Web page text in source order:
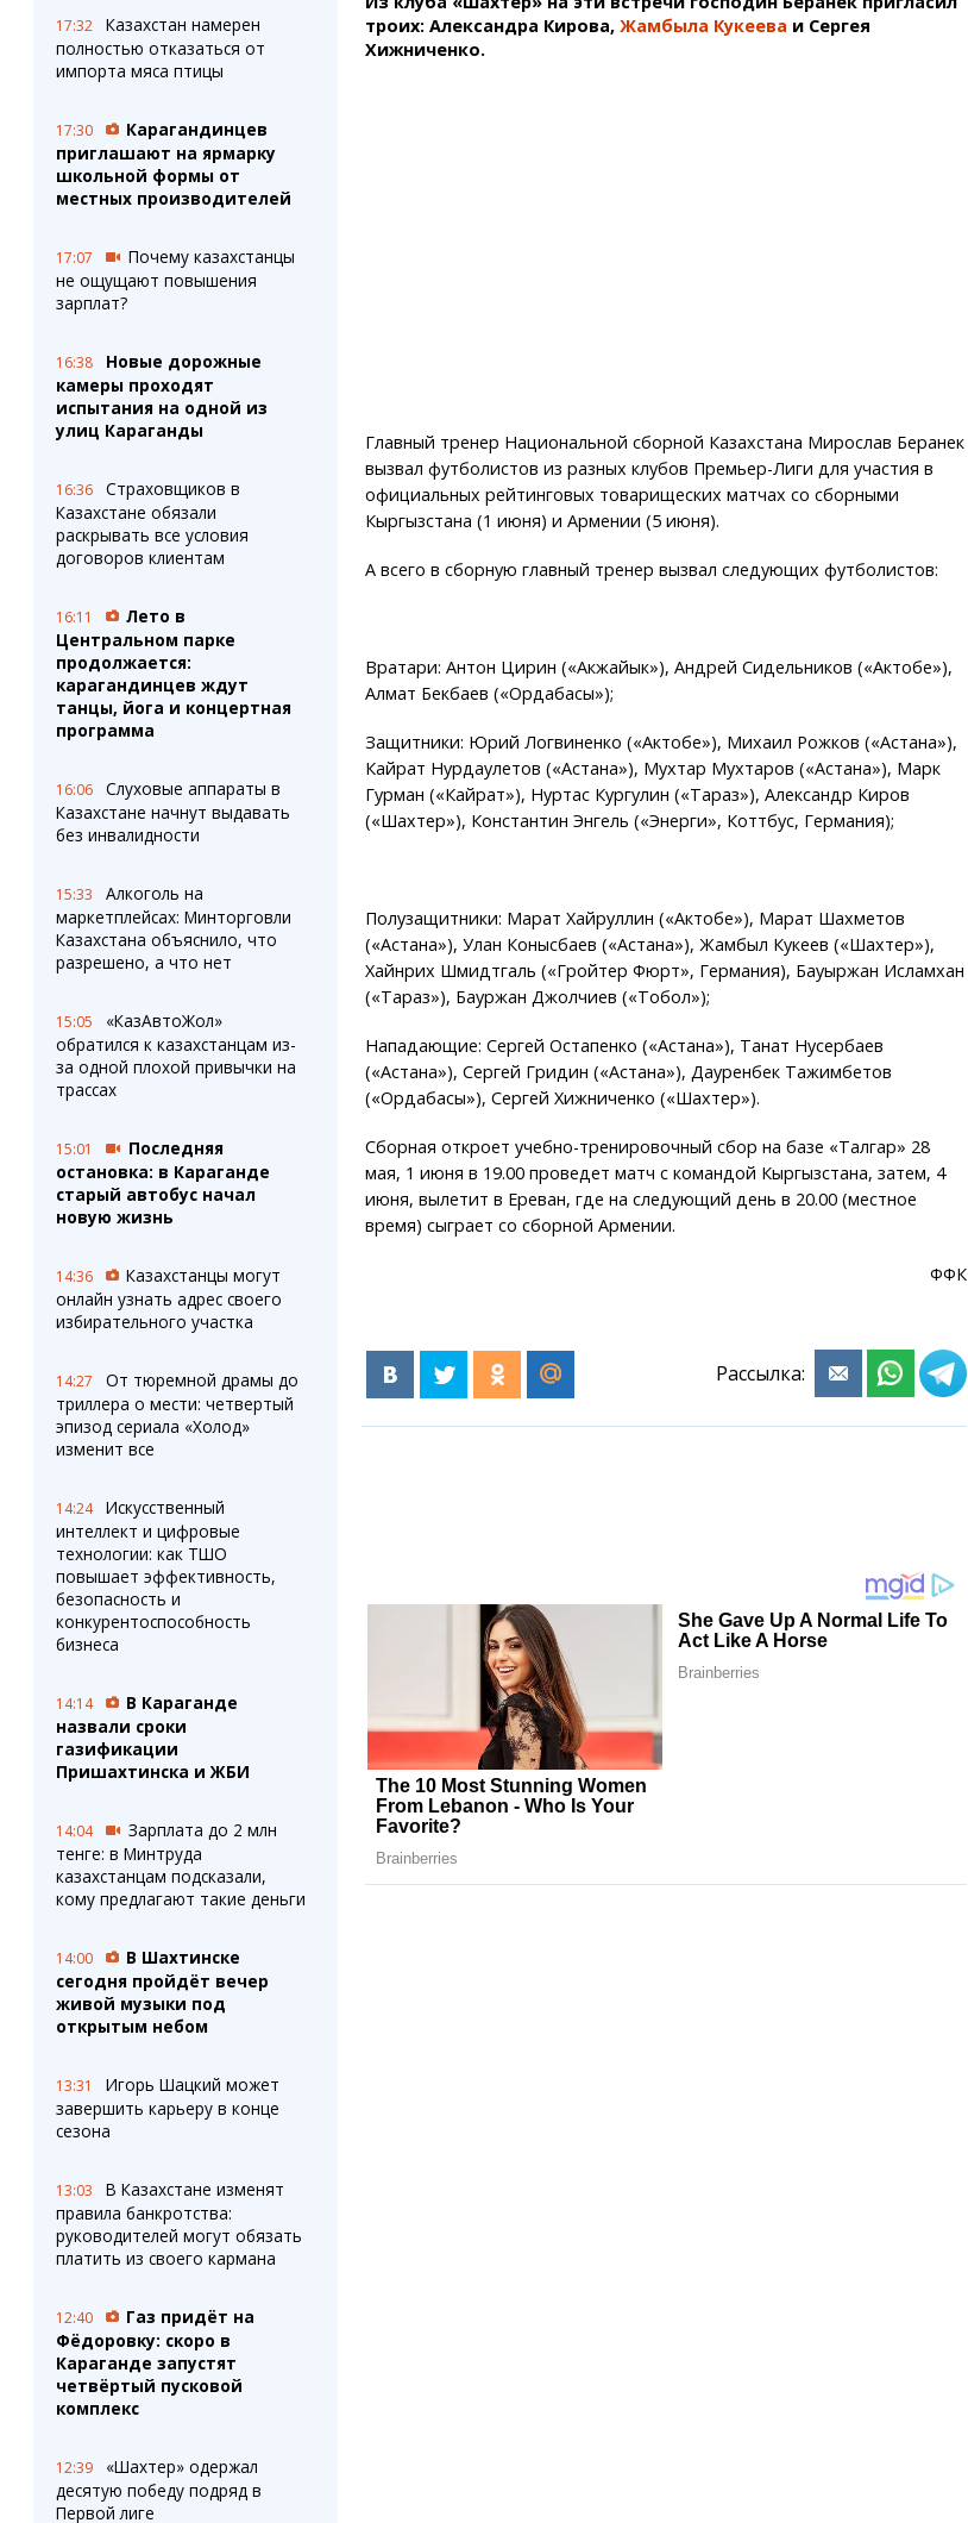
Фотокомиксы
Коллаж недели
Ешкин гороскоп
Пробки
Карта Караганды
Организации
Темиртау
Балхаш
Медиа
Фото
3D-тур
Timelapse
17:32
Казахстан намерен
полностью отказаться от
импорта мяса птицы
17:30
Карагандинцев
приглашают на ярмарку
школьной формы от
местных производителей
17:07
Почему казахстанцы
не ощущают повышения
зарплат?
16:38
Новые дорожные
камеры проходят
испытания на одной из
улиц Караганды
16:36
Страховщиков в
Казахстане обязали
раскрывать все условия
договоров клиентам
16:11
Лето в
Центральном парке
продолжается:
карагандинцев ждут
танцы, йога и концертная
программа
16:06
Слуховые аппараты в
Казахстане начнут выдавать
без инвалидности
15:33
Алкоголь на
маркетплейсах: Минторговли
Казахстана объяснило, что
разрешено, а что нет
15:05
«КазАвтоЖол»
обратился к казахстанцам из-
за одной плохой привычки на
трассах
15:01
Последняя
остановка: в Караганде
старый автобус начал
новую жизнь
14:36
Казахстанцы могут
онлайн узнать адрес своего
избирательного участка
14:27
От тюремной драмы до
триллера о мести: четвертый
эпизод сериала «Холод»
изменит все
14:24
Искусственный
интеллект и цифровые
технологии: как ТШО
повышает эффективность,
безопасность и
конкурентоспособность
бизнеса
14:14
В Караганде
назвали сроки
газификации
Пришахтинска и ЖБИ
14:04
Зарплата до 2 млн
тенге: в Минтруда
казахстанцам подсказали,
кому предлагают такие деньги
14:00
В Шахтинске
сегодня пройдёт вечер
живой музыки под
открытым небом
13:31
Игорь Шацкий может
завершить карьеру в конце
сезона
13:03
В Казахстане изменят
правила банкротства:
руководителей могут обязать
платить из своего кармана
12:40
Газ придёт на
Фёдоровку: скоро в
Караганде запустят
четвёртый пусковой
комплекс
12:39
«Шахтер» одержал
десятую победу подряд в
Первой лиге
троих: Александра Кирова, Жамбыла Кукеева и Сергея
Хижниченко.
Главный тренер Национальной сборной Казахстана Мирослав Беранек
вызвал футболистов из разных клубов Премьер-Лиги для участия в
официальных рейтинговых товарищеских матчах со сборными
Кыргызстана (1 июня) и Армении (5 июня).
А всего в сборную главный тренер вызвал следующих футболистов:
Вратари: Антон Цирин («Акжайык»), Андрей Сидельников («Актобе»),
Алмат Бекбаев («Ордабасы»);
Защитники: Юрий Логвиненко («Актобе»), Михаил Рожков («Астана»),
Кайрат Нурдаулетов («Астана»), Мухтар Мухтаров («Астана»), Марк
Гурман («Кайрат»), Нуртас Кургулин («Тараз»), Александр Киров
(«Шахтер»), Константин Энгель («Энерги», Коттбус, Германия);
Полузащитники: Марат Хайруллин («Актобе»), Марат Шахметов
(«Астана»), Улан Конысбаев («Астана»), Жамбыл Кукеев («Шахтер»),
Хайнрих Шмидтгаль («Гройтер Фюрт», Германия), Бауыржан Исламхан
(«Тараз»), Бауржан Джолчиев («Тобол»);
Нападающие: Сергей Остапенко («Астана»), Танат Нусербаев
(«Астана»), Сергей Гридин («Астана»), Дауренбек Тажимбетов
(«Ордабасы»), Сергей Хижниченко («Шахтер»).
Сборная откроет учебно-тренировочный сбор на базе «Талгар» 28
мая, 1 июня в 19.00 проведет матч с командой Кыргызстана, затем, 4
июня, вылетит в Ереван, где на следующий день в 20.00 (местное
время) сыграет со сборной Армении.
ФФК
Рассылка: